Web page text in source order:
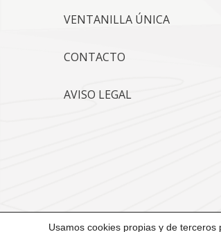
VENTANILLA ÚNICA
CONTACTO
AVISO LEGAL
Usamos cookies propias y de